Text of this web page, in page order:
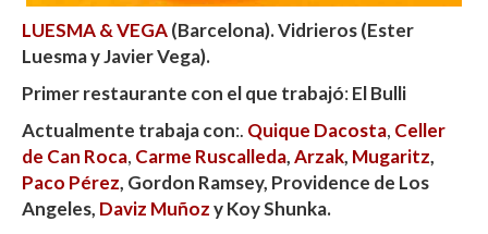
LUESMA & VEGA(Barcelona). Vidrieros (Ester
Luesma y Javier Vega).
Primer restaurante con el que trabajó: El Bulli
Actualmente trabaja con:. Quique Dacosta, Celler
de Can Roca, Carme Ruscalleda,Arzak, Mugaritz,
Paco Pérez, Gordon Ramsey, Providence de Los
Angeles, Daviz Muñozy Koy Shunka.